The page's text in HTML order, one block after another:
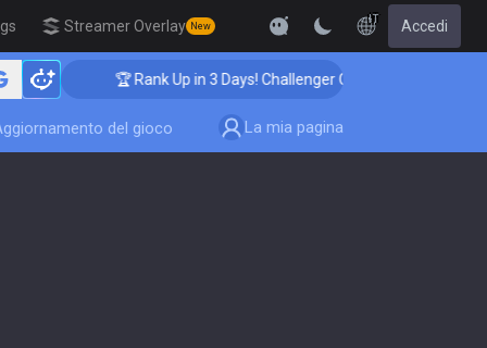
Streamer Overlay New
IT Accedi
🏆 Rank Up in 3 Days! Challenger Coaching
del gioco La mia pagina